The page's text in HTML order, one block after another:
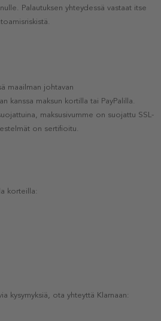
Palautuksen yhteydessä vastaat itse
maailman johtavan
kanssa maksun kortilla tai PayPalilla.
maksusivumme on suojattu SSL-
on sertifioitu.
korteilla:
kysymyksiä, ota yhteyttä Klarnaan: